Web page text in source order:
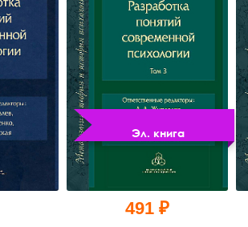
Эл. книга
491 ₽